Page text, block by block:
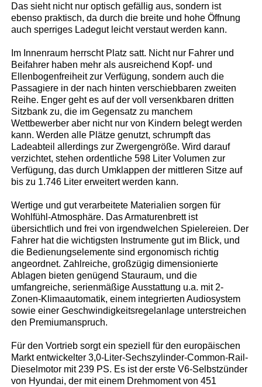
Das sieht nicht nur optisch gefällig aus, sondern ist
ebenso praktisch, da durch die breite und hohe Öffnung
auch sperriges Ladegut leicht verstaut werden kann.
Im Innenraum herrscht Platz satt. Nicht nur Fahrer und
Beifahrer haben mehr als ausreichend Kopf- und
Ellenbogenfreiheit zur Verfügung, sondern auch die
Passagiere in der nach hinten verschiebbaren zweiten
Reihe. Enger geht es auf der voll versenkbaren dritten
Sitzbank zu, die im Gegensatz zu manchem
Wettbewerber aber nicht nur von Kindern belegt werden
kann. Werden alle Plätze genutzt, schrumpft das
Ladeabteil allerdings zur Zwergengröße. Wird darauf
verzichtet, stehen ordentliche 598 Liter Volumen zur
Verfügung, das durch Umklappen der mittleren Sitze auf
bis zu 1.746 Liter erweitert werden kann.
Wertige und gut verarbeitete Materialien sorgen für
Wohlfühl-Atmosphäre. Das Armaturenbrett ist
übersichtlich und frei von irgendwelchen Spielereien. Der
Fahrer hat die wichtigsten Instrumente gut im Blick, und
die Bedienungselemente sind ergonomisch richtig
angeordnet. Zahlreiche, großzügig dimensionierte
Ablagen bieten genügend Stauraum, und die
umfangreiche, serienmäßige Ausstattung u.a. mit 2-
Zonen-Klimaautomatik, einem integrierten Audiosystem
sowie einer Geschwindigkeitsregelanlage unterstreichen
den Premiumanspruch.
Für den Vortrieb sorgt ein speziell für den europäischen
Markt entwickelter 3,0-Liter-Sechszylinder-Common-Rail-
Dieselmotor mit 239 PS. Es ist der erste V6-Selbstzünder
von Hyundai, der mit einem Drehmoment von 451